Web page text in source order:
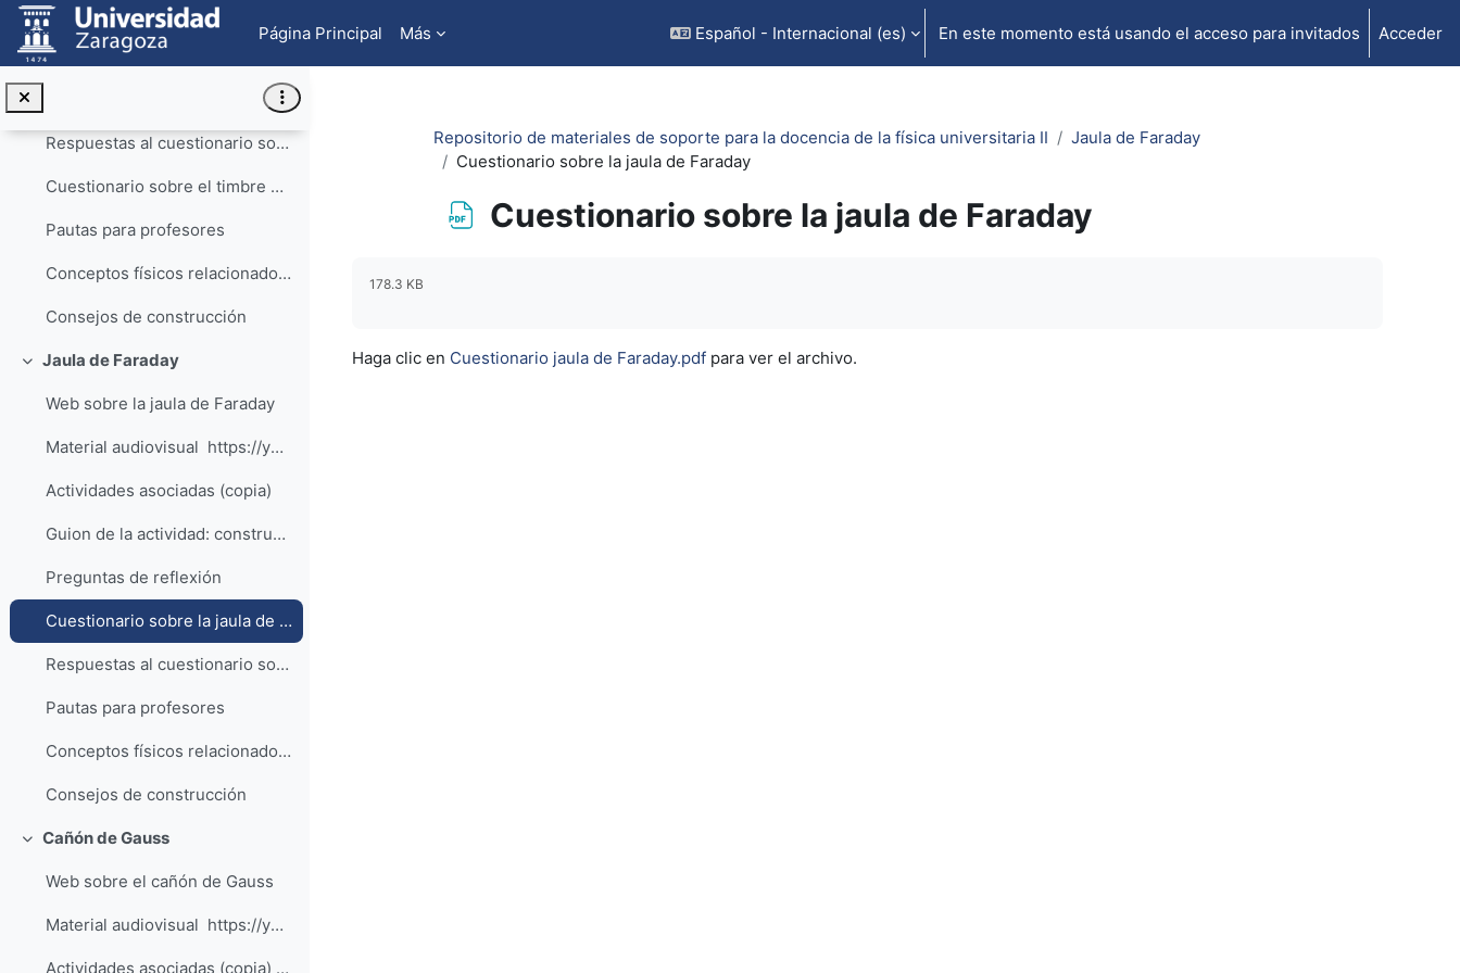
Salta al contenido principal
Página Principal
Más Español - Internacional ‎(es)‎ En este momento está usando el acceso para invitados Acceder
Actividades asociadas
Respuestas al cuestionario sobre el timbre de corriente continua
Cuestionario sobre el timbre de corriente continua
Pautas para profesores
Conceptos físicos relacionados con la actividad
Consejos de construcción
Colapsar
Jaula de Faraday
Web sobre la jaula de Faraday
Material audiovisual https://youtu.be/B...
Actividades asociadas (copia)
Guion de la actividad: construye tu propia Jaula de Faraday
Preguntas de reflexión
Cuestionario sobre la jaula de Faraday
Respuestas al cuestionario sobre la jaula de Faraday
Pautas para profesores
Conceptos físicos relacionados con la actividad
Consejos de construcción
Colapsar
Cañón de Gauss
Web sobre el cañón de Gauss
Material audiovisual https://youtu.be/u...
Actividades asociadas (copia) (copia)
Repositorio de materiales de soporte para la docencia de la física universitaria II
Jaula de Faraday
Cuestionario sobre la jaula de Faraday
Cuestionario sobre la jaula de Faraday
178.3 KB
Haga clic en Cuestionario jaula de Faraday.pdf para ver el archivo.